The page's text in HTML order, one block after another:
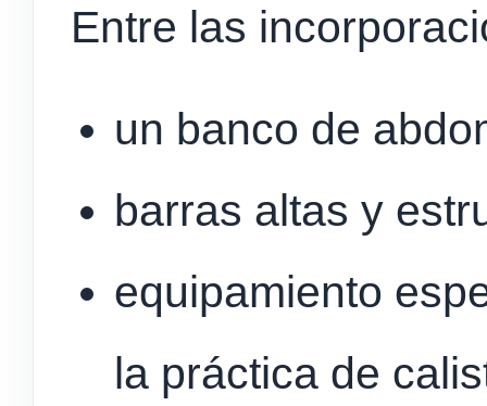
Entre las
un banco de
barras altas y
equipamiento
la práctica de